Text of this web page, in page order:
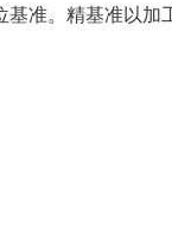
基准。精基准以加